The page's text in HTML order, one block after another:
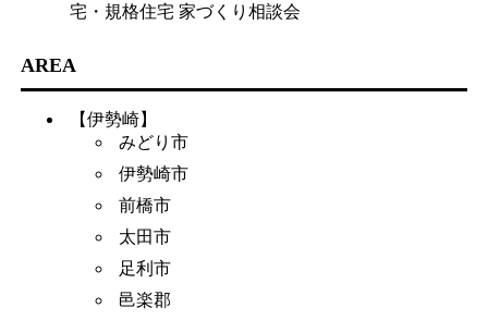
宅・規格住宅 家づくり相談会
AREA
【伊勢崎】
みどり市
伊勢崎市
前橋市
太田市
足利市
邑楽郡